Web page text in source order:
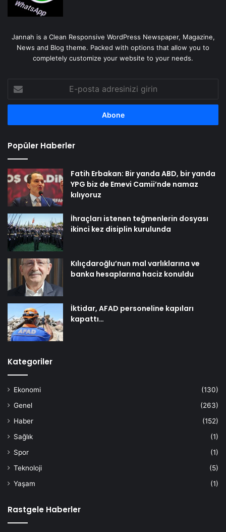
Jannah is a Clean Responsive WordPress Newspaper, Magazine,
News and Blog theme. Packed with options that allow you to
completely customize your website to your needs.
posta
adresinizi
Popüler Haberler
Fatih Erbakan: Bir yanda ABD, bir yanda
YPG biz de Emevi Camii’nde namaz
kılıyoruz
İhraçları istenen teğmenlerin dosyası
ikinci kez disiplin kurulunda
Kılıçdaroğlu’nun mal varlıklarına ve
banka hesaplarına haciz konuldu
İktidar, AFAD personeline kapıları
kapattı…
Kategoriler
Ekonomi
(130)
Genel
(263)
Haber
(152)
Sağlık
(1)
Spor
(1)
Teknoloji
(5)
Yaşam
(1)
Rastgele Haberler